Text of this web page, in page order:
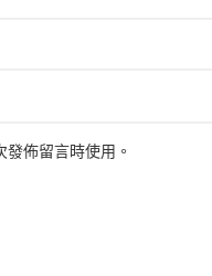
佈留言時使用。